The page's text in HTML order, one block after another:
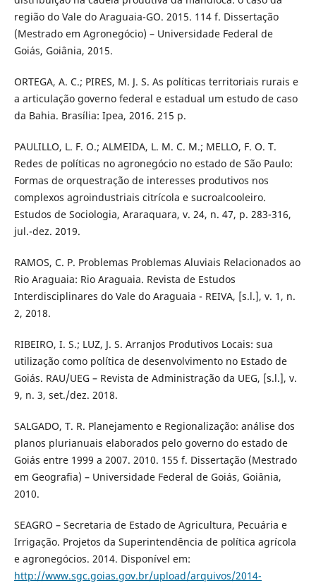
região do Vale do Araguaia-GO. 2015. 114 f. Dissertação
(Mestrado em Agronegócio) – Universidade Federal de
Goiás, Goiânia, 2015.
ORTEGA, A. C.; PIRES, M. J. S. As políticas territoriais rurais e
a articulação governo federal e estadual um estudo de caso
da Bahia. Brasília: Ipea, 2016. 215 p.
PAULILLO, L. F. O.; ALMEIDA, L. M. C. M.; MELLO, F. O. T.
Redes de políticas no agronegócio no estado de São Paulo:
Formas de orquestração de interesses produtivos nos
complexos agroindustriais citrícola e sucroalcooleiro.
Estudos de Sociologia, Araraquara, v. 24, n. 47, p. 283-316,
jul.-dez. 2019.
RAMOS, C. P. Problemas Problemas Aluviais Relacionados ao
Rio Araguaia: Rio Araguaia. Revista de Estudos
Interdisciplinares do Vale do Araguaia - REIVA, [s.l.], v. 1, n.
2, 2018.
RIBEIRO, I. S.; LUZ, J. S. Arranjos Produtivos Locais: sua
utilização como política de desenvolvimento no Estado de
Goiás. RAU/UEG – Revista de Administração da UEG, [s.l.], v.
9, n. 3, set./dez. 2018.
SALGADO, T. R. Planejamento e Regionalização: análise dos
planos plurianuais elaborados pelo governo do estado de
Goiás entre 1999 a 2007. 2010. 155 f. Dissertação (Mestrado
em Geografia) – Universidade Federal de Goiás, Goiânia,
2010.
SEAGRO – Secretaria de Estado de Agricultura, Pecuária e
Irrigação. Projetos da Superintendência de política agrícola
e agronegócios. 2014. Disponível em:
http://www.sgc.goias.gov.br/upload/arquivos/2014-